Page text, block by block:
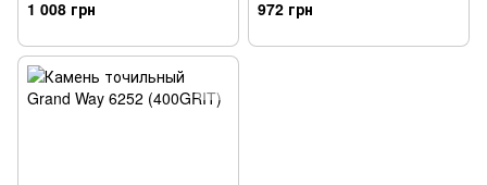
1 008 грн 972 грн